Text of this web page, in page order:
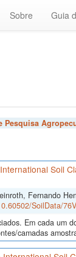
Sobre Guia
Pesquisa
Soil
Fernando
SoilData/
Em cada um
camadas